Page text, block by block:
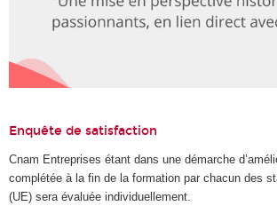
Enquête de satisfaction
Cnam Entreprises étant dans une démarche
complétée à la fin de la formation par chacun des
(UE) sera évaluée individuellement.